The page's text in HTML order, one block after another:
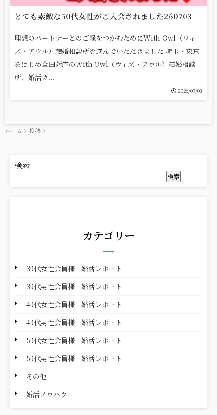
とても素敵な50代女性がご入会されました260703
理想のパートナーとのご縁をつかむためにWith Owl（ウィ
ズ・アウル）結婚相談所を選んでいただきました 埼玉・東京
をはじめ全国対応のWith Owl（ウィズ・アウル）結婚相談
所、婚活カ...
2026/07/03
ホーム > 投稿>
検索
検索
カテゴリー
30代女性会員様 婚活レポート
30代男性会員様 婚活レポート
40代女性会員様 婚活レポート
40代男性会員様 婚活レポート
50代女性会員様 婚活レポート
50代男性会員様 婚活レポート
その他
婚活ノウハウ